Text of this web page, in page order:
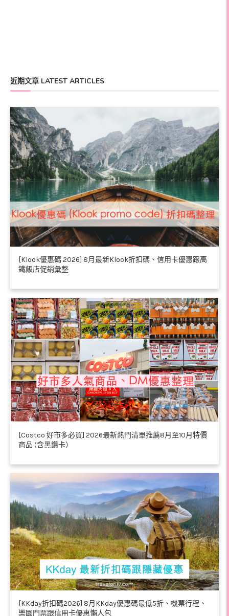
近期文章 LATEST ARTICLES
[Klook優惠碼 2026] 8月最新Klook折扣碼、信用卡優惠跟高
鐵飯店促銷彙整
[Costco 好市多必買] 2026最新熱門清單推薦8月至10月特價
商品 (含黑鑽卡）
[KKday折扣碼2026] 8月KKday優惠碼最低5折、機票行程、
樂園門票跟信用卡優惠懶人包